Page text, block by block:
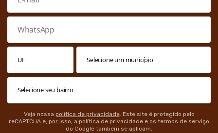
Veja nossa política de privacidade. Este site é protegido pelo
reCAPTCHA e, por isso, a política de privacidade e os termos de serviço
do Google também se aplicam.